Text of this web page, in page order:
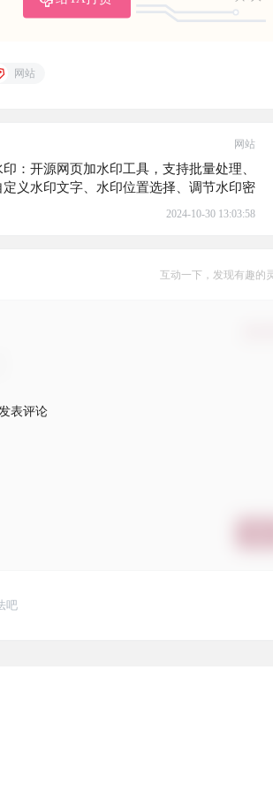
网站
网站
印：开源网页加水印工具，支持批量处理、
定义水印文字、水印位置选择、调节水印密
、自定义水印颜色、调节水印大小、实时预
2024-10-30 13:03:58
互动一下，发现有趣的
表评论
吧